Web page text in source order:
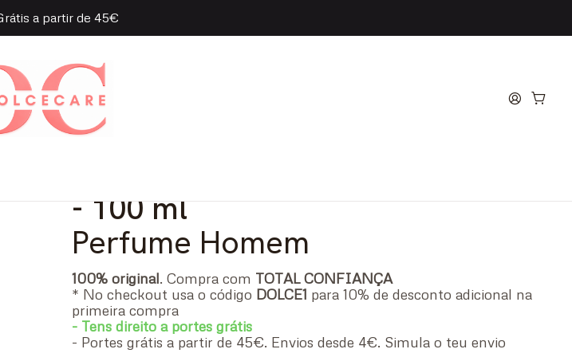
a partir de 45€
|
Lacoste L.12.12 Noir Intense Eau
- 100 ml
Perfume Homem
100% original. Compra com TOTAL CONFIANÇA
* No checkout usa o código DOLCE1 para 10% de desconto adicional na
primeira compra
- Tens direito a portes grátis
- Portes grátis a partir de 45€. Envios desde 4€. Simula o teu envio